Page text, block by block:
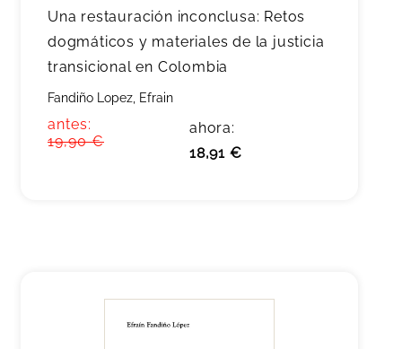
Una restauración inconclusa: Retos
dogmáticos y materiales de la justicia
transicional en Colombia
Fandiño Lopez, Efrain
antes:
19,90 €
ahora:
18,91 €